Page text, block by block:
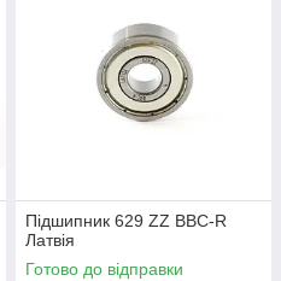
Підшипник 629 ZZ BBC-R
Латвія
Готово до відправки